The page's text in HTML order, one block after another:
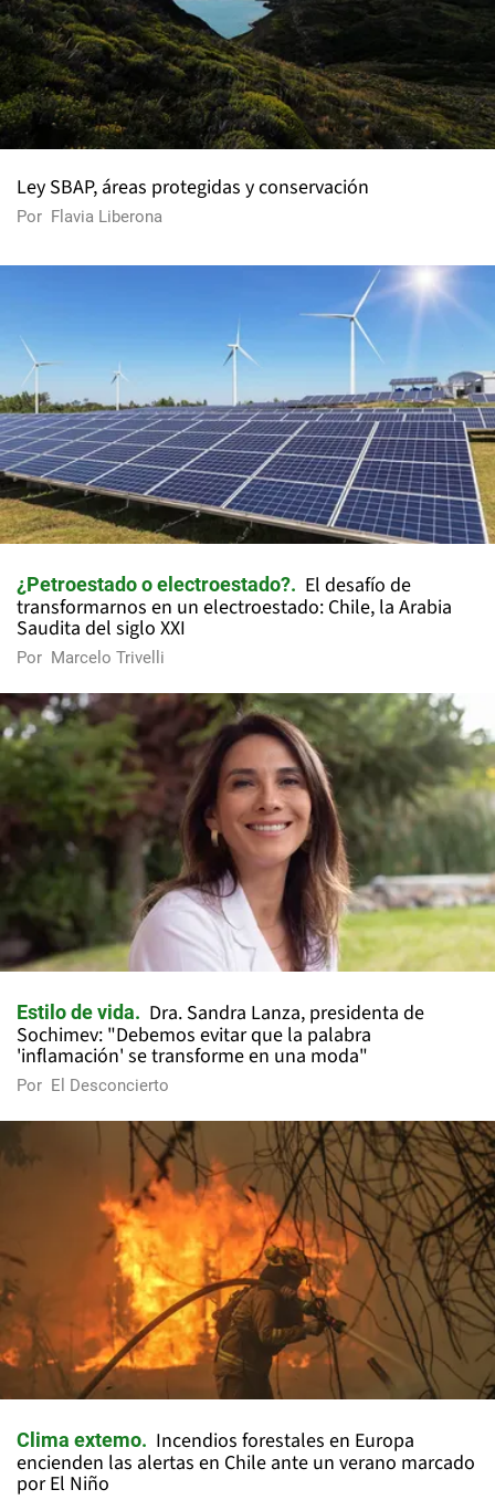
Ley SBAP, áreas protegidas y conservación
Por Flavia Liberona
¿Petroestado o electroestado?
El desafío de
transformarnos en un electroestado: Chile, la Arabia
Saudita del siglo XXI
Por Marcelo Trivelli
Estilo de vida
Dra. Sandra Lanza, presidenta de
Sochimev: "Debemos evitar que la palabra
'inflamación' se transforme en una moda"
Por El Desconcierto
Clima extemo
Incendios forestales en Europa
encienden las alertas en Chile ante un verano marcado
por El Niño